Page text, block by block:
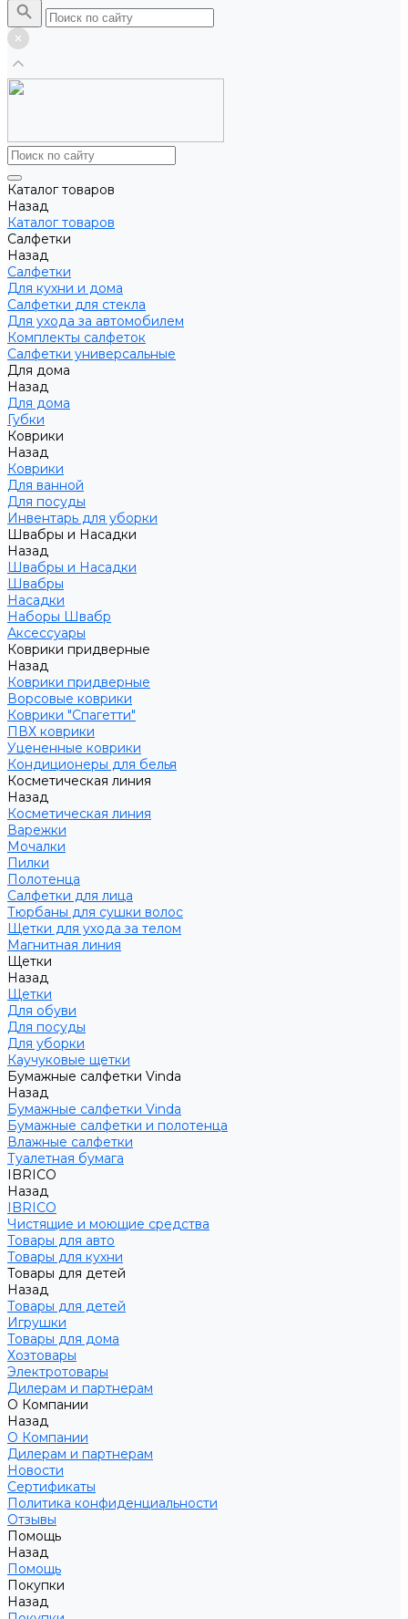
Каталог товаров
Назад
Каталог товаров
Салфетки
Назад
Салфетки
Для кухни и дома
Салфетки для стекла
Для ухода за автомобилем
Комплекты салфеток
Салфетки универсальные
Для дома
Назад
Для дома
Губки
Коврики
Назад
Коврики
Для ванной
Для посуды
Инвентарь для уборки
Швабры и Насадки
Назад
Швабры и Насадки
Швабры
Насадки
Наборы Швабр
Аксессуары
Коврики придверные
Назад
Коврики придверные
Ворсовые коврики
Коврики "Спагетти"
ПВХ коврики
Уцененные коврики
Кондиционеры для белья
Косметическая линия
Назад
Косметическая линия
Варежки
Мочалки
Пилки
Полотенца
Салфетки для лица
Тюрбаны для сушки волос
Щетки для ухода за телом
Магнитная линия
Щетки
Назад
Щетки
Для обуви
Для посуды
Для уборки
Каучуковые щетки
Бумажные салфетки Vinda
Назад
Бумажные салфетки Vinda
Бумажные салфетки и полотенца
Влажные салфетки
Туалетная бумага
IBRICO
Назад
IBRICO
Чистящие и моющие средства
Товары для авто
Товары для кухни
Товары для детей
Назад
Товары для детей
Игрушки
Товары для дома
Хозтовары
Электротовары
Дилерам и партнерам
О Компании
Назад
О Компании
Дилерам и партнерам
Новости
Сертификаты
Политика конфиденциальности
Отзывы
Помощь
Назад
Помощь
Покупки
Назад